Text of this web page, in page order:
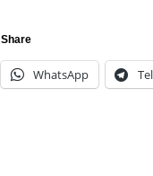
Share
WhatsApp